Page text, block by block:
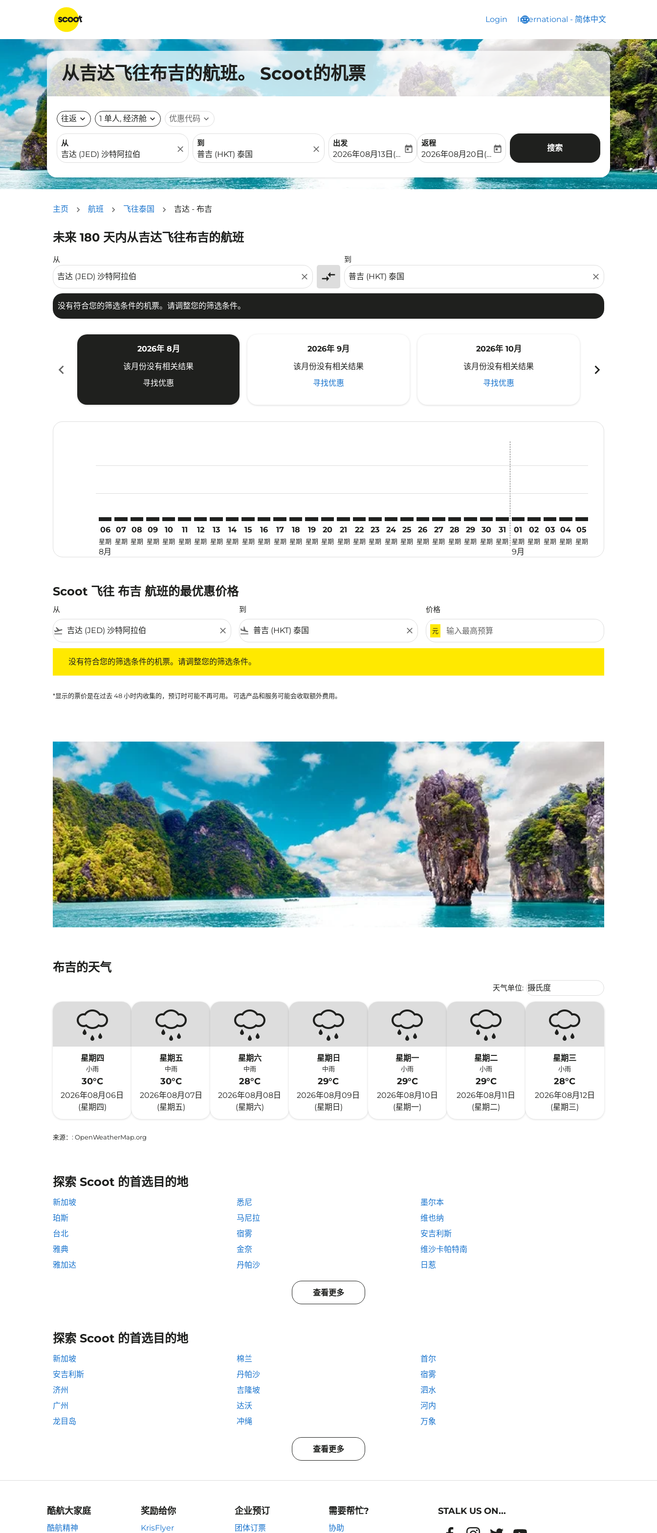
Login language
International - 简体中文
keyboard_arrow_down
从吉达飞往布吉的航班。 Scoot的机票
往返 expand_more 1 单人, 经济舱 expand_more 优惠代码 expand_more
从
close
到
close
出发
fc-booking-departure-date-aria-label
2026年08月13日(周四)
today
返程
fc-booking-return-date-aria-label
2026年08月20日(周四)
today 搜索
主页 航班 飞往泰国 吉达 - 布吉
未来 180 天内从吉达飞往布吉的航班
从
close compare_arrows
到
close
没有符合您的筛选条件的机票。请调整您的筛选条件。
没有符合您的筛选条件的机票。请调整您的筛选条件。
chevron_left
2026年 8月
该月份没有相关结果
寻找优惠
2026年 9月
该月份没有相关结果
寻找优惠
2026年 10月
该月份没有相关结果
寻找优惠
chevron_right
06
星期
8月
07
星期
08
星期
09
星期
10
星期
11
星期
12
星期
13
星期
14
星期
15
星期
16
星期
17
星期
18
星期
19
星期
20
星期
21
星期
JED–HKT: cmp-view-offers-disclaimer. 寻找优惠
22
星期
JED–HKT: cmp-view-offers-disclaimer. 寻找优惠
23
星期
JED–HKT: cmp-view-offers-disclaimer. 寻找优惠
24
星期
JED–HKT: cmp-view-offers-disclaimer. 寻找优惠
25
星期
JED–HKT: cmp-view-offers-disclaimer. 寻找优惠
26
星期
JED–HKT: cmp-view-offers-disclaimer. 寻找优惠
27
星期
JED–HKT: cmp-view-offers-disclaimer. 寻找优惠
28
星期
JED–HKT: cmp-view-offers-disclaimer. 寻找优惠
29
星期
JED–HKT: cmp-view-offers-disclaimer. 寻找优惠
30
星期
JED–HKT: cmp-view-offers-disclaimer. 寻找
31
星期
01
星期
9月
02
星期
03
星期
04
星期
05
星期
Scoot 飞往 布吉 航班的最优惠价格
从
flight_takeoff close
到
flight_land close
价格
元
没有符合您的筛选条件的机票。请调整您的筛选条件。
*显示的票价是在过去 48 小时内收集的，预订时可能不再可用。 可选产品和服务可能会收取额外费用。
布吉的天气
天气单位: Weather unit option 摄氏度
摄氏度
keyboard_arrow_down
星期四
小雨
30°C
2026年08月06日
(星期四)
星期五
中雨
30°C
2026年08月07日
(星期五)
星期六
中雨
28°C
2026年08月08日
(星期六)
星期日
中雨
29°C
2026年08月09日
(星期日)
星期一
小雨
29°C
2026年08月10日
(星期一)
星期二
小雨
29°C
2026年08月11日
(星期二)
星期三
小雨
28°C
2026年08月12日
(星期三)
来源： : OpenWeatherMap.org
探索 Scoot 的首选目的地
新加坡 悉尼
墨尔本
珀斯
马尼拉
维也纳
台北
宿雾
安吉利斯
雅典
金奈
维沙卡帕特南
雅加达
丹帕沙 日惹
查看更多
探索 Scoot 的首选目的地
新加坡 棉兰
首尔
安吉利斯
丹帕沙
宿雾
济州
吉隆坡
泗水
广州
达沃
河内
龙目岛
冲绳 万象
查看更多
酷航大家庭
酷航精神
奖励给你
KrisFlyer
企业预订
团体订票
需要帮忙?
协助
STALK US ON...